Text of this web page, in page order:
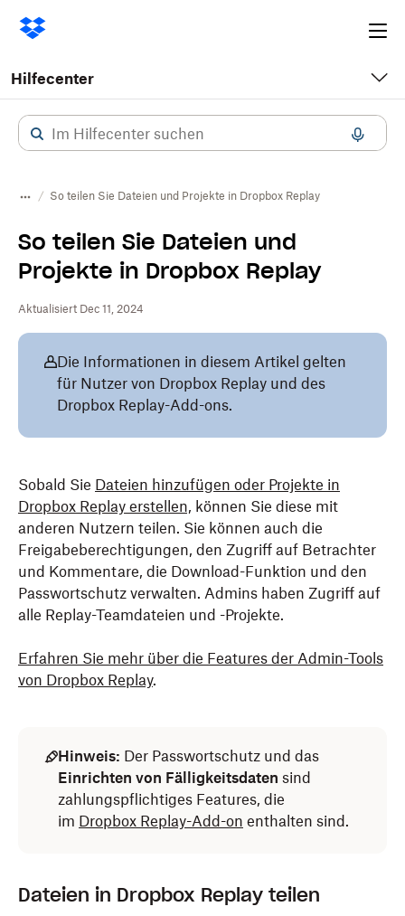
Hilfecenter
So teilen Sie Dateien und Projekte in Dropbox Replay
So teilen Sie Dateien und
Projekte in Dropbox Replay
Aktualisiert Dec 11, 2024
Die Informationen in diesem Artikel gelten
für Nutzer von Dropbox Replay und des
Dropbox Replay-Add-ons.
Sobald Sie Dateien hinzufügen oder Projekte in
Dropbox Replay erstellen, können Sie diese mit
anderen Nutzern teilen. Sie können auch die
Freigabeberechtigungen, den Zugriff auf Betrachter
und Kommentare, die Download-Funktion und den
Passwortschutz verwalten. Admins haben Zugriff auf
alle Replay-Teamdateien und -Projekte.
Erfahren Sie mehr über die Features der Admin-Tools
von Dropbox Replay.
Hinweis: Der Passwortschutz und das
Einrichten von Fälligkeitsdaten sind
zahlungspflichtiges Features, die
im Dropbox Replay-Add-on enthalten sind.
Dateien in Dropbox Replay teilen